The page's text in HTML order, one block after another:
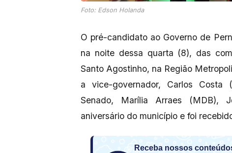
Foto: Edson Holanda
O pré-candidato ao Governo de
na noite dessa quarta (8), das
Santo Agostinho, na Região
a vice-governador, Carlos Costa
Senado, Marília Arraes (MDB),
aniversário do município e foi
Receba nossos